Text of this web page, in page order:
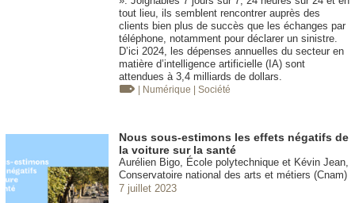
tout lieu, ils semblent rencontrer auprès des
clients bien plus de succès que les échanges par
téléphone, notamment pour déclarer un sinistre.
D’ici 2024, les dépenses annuelles du secteur en
matière d’intelligence artificielle (IA) sont
attendues à 3,4 milliards de dollars.
| Numérique | Société
Nous sous-estimons les effets négatifs de
la voiture sur la santé
Aurélien Bigo, École polytechnique et Kévin Jean,
Conservatoire national des arts et métiers (Cnam)
7 juillet 2023